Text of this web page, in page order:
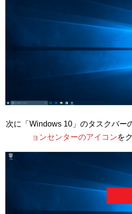
次に「Windows 10」のタスクバー
ョンセンターのアイコンを